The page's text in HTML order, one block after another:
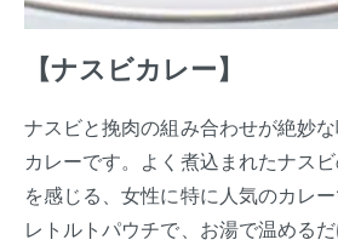
【ナスビカレー】
ナスビと挽肉の組み合わせが絶妙
カレーです。よく煮込まれたナス
を感じる、女性に特に人気のカレ
レトルトパウチで、お湯で温める